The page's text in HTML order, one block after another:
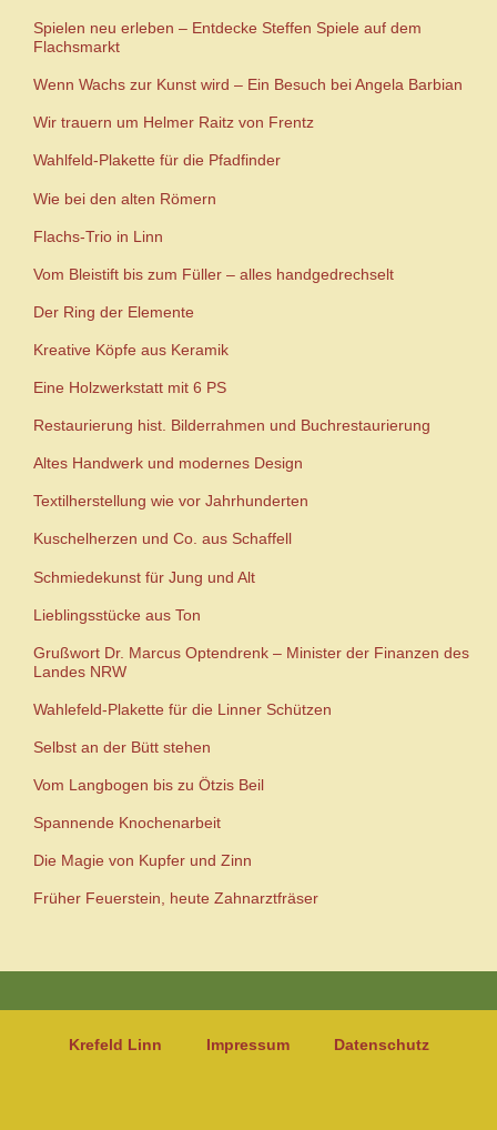
Spielen neu erleben – Entdecke Steffen Spiele auf dem
Flachsmarkt
Wenn Wachs zur Kunst wird – Ein Besuch bei Angela Barbian
Wir trauern um Helmer Raitz von Frentz
Wahlfeld-Plakette für die Pfadfinder
Wie bei den alten Römern
Flachs-Trio in Linn
Vom Bleistift bis zum Füller – alles handgedrechselt
Der Ring der Elemente
Kreative Köpfe aus Keramik
Eine Holzwerkstatt mit 6 PS
Restaurierung hist. Bilderrahmen und Buchrestaurierung
Altes Handwerk und modernes Design
Textilherstellung wie vor Jahrhunderten
Kuschelherzen und Co. aus Schaffell
Schmiedekunst für Jung und Alt
Lieblingsstücke aus Ton
Grußwort Dr. Marcus Optendrenk – Minister der Finanzen des
Landes NRW
Wahlefeld-Plakette für die Linner Schützen
Selbst an der Bütt stehen
Vom Langbogen bis zu Ötzis Beil
Spannende Knochenarbeit
Die Magie von Kupfer und Zinn
Früher Feuerstein, heute Zahnarztfräser
Krefeld Linn Impressum Datenschutz